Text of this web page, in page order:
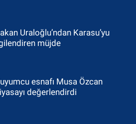
Uraloğlu’ndan Karasu’yu
müjde
esnafı Musa Özcan
değerlendirdi